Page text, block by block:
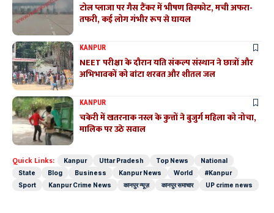
टोल प्लाजा पर गैस टैंकर में भीषण विस्फोट, मची अफरा-
तफरी, कई लोग गंभीर रूप से घायल
KANPUR
NEET परीक्षा के दौरान यति संकल्प संस्थान ने छात्रों और
अभिभावकों को बांटा शरबत और शीतल जल
KANPUR
चकेरी में खतरनाक नस्ल के कुत्तों ने बुजुर्ग महिला को नोचा,
मालिक पर उठे सवाल
Quick Links: Kanpur Uttar Pradesh Top News
National
State
Blog Business Kanpur News World
#Kanpur
Sport
Kanpur Crime News कानपुर न्यूज़ कानपुर समाचार UP crime news